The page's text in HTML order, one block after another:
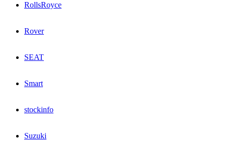
RollsRoyce
Rover
SEAT
Smart
stockinfo
Suzuki